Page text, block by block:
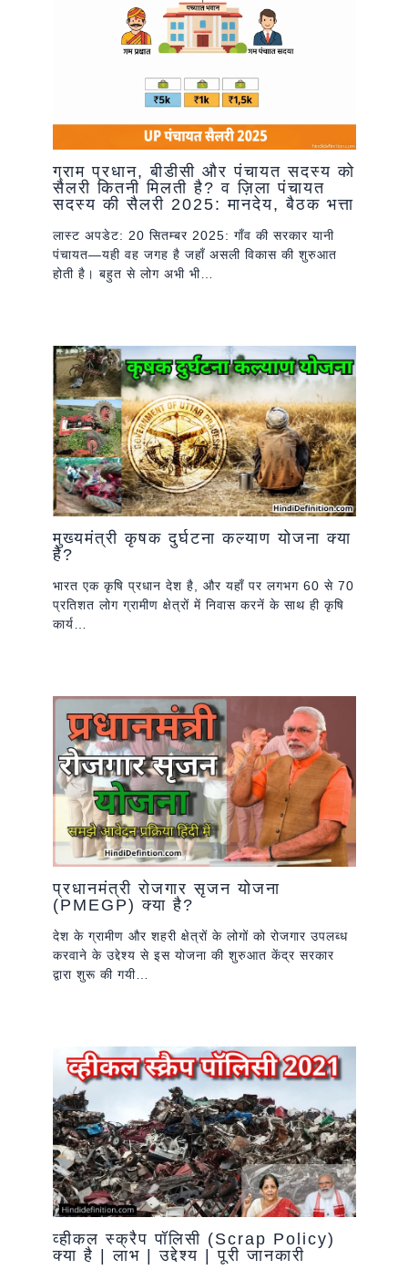
ग्राम प्रधान, बीडीसी और पंचायत सदस्य को
सैलरी कितनी मिलती है? व ज़िला पंचायत
सदस्य की सैलरी 2025: मानदेय, बैठक भत्ता
लास्ट अपडेट: 20 सितम्बर 2025: गाँव की सरकार यानी
पंचायत—यही वह जगह है जहाँ असली विकास की शुरुआत
होती है। बहुत से लोग अभी भी…
मुख्यमंत्री कृषक दुर्घटना कल्याण योजना क्या
है?
भारत एक कृषि प्रधान देश है, और यहाँ पर लगभग 60 से 70
प्रतिशत लोग ग्रामीण क्षेत्रों में निवास करनें के साथ ही कृषि
कार्य…
प्रधानमंत्री रोजगार सृजन योजना
(PMEGP) क्या है?
देश के ग्रामीण और शहरी क्षेत्रों के लोगों को रोजगार उपलब्ध
करवाने के उद्देश्य से इस योजना की शुरुआत केंद्र सरकार
द्वारा शुरू की गयी…
व्हीकल स्क्रैप पॉलिसी (Scrap Policy)
क्या है | लाभ | उद्देश्य | पूरी जानकारी